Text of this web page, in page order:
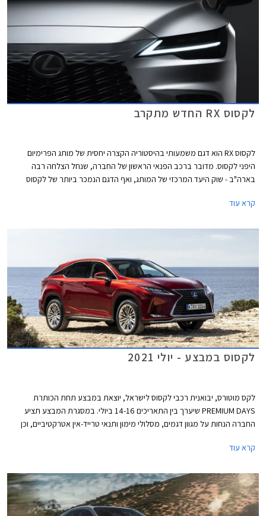
לקסוס RX החדש מתקרב
לקסוס RX הוא דגם משמעותי בהיסטוריה הקצרה יחסית של מותג הפרימיום
היפני לקסוס. מדובר ברכב הפנאי הראשון של החברה, שנחל הצלחה רבה
בארה"ב - שוק היעד המרכזי של המותג, ואף הדגם הנמכר ביותר של לקסוס
היברידית שהפכה למזוהה כל כך עם המותג.
קרא עוד
לקסוס במבצע - יולי 2021
לקס מוטורס, יבואנית רכבי לקסוס לישראל, יוצאת במבצע תחת הכותרת
PREMIUM DAYS שיערך בין התאריכים 14-16 ביולי. במסגרת המבצע תציע
החברה הנחות על מגוון דגמים, מסלולי מימון ותנאי טרייד-אין אטרקטיביים, וכן
קרא עוד